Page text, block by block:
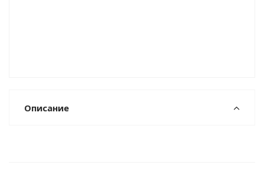
Описание